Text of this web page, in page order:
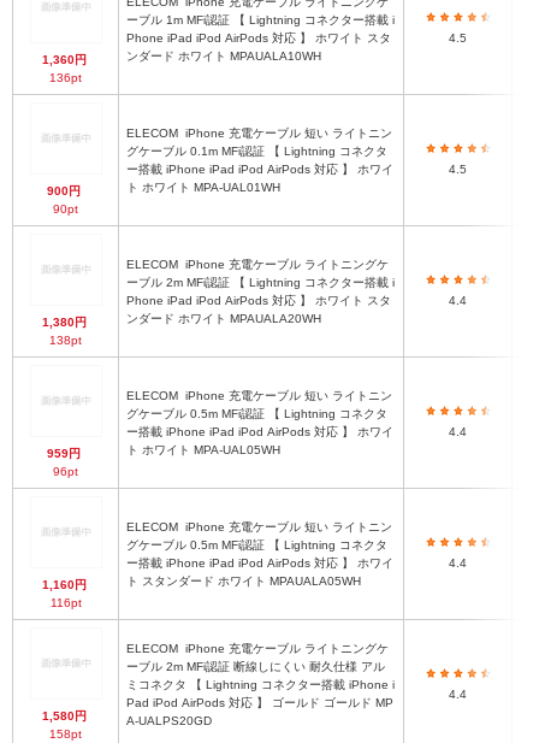
1,360円
136pt
ーブル 1m MFi認証 【 Lightning コネクター搭載 i
Phone iPad iPod AirPods 対応 】 ホワイト スタ
ンダード ホワイト MPAUALA10WH
4.5
900円
90pt
ELECOM
グケーブル 0.1m MFi認証 【 Lightning コネクタ
ー搭載 iPhone iPad iPod AirPods 対応 】 ホワイ
ト ホワイト MPA-UAL01WH
4.5
1,380円
138pt
ELECOM
ーブル 2m MFi認証 【 Lightning コネクター搭載 i
Phone iPad iPod AirPods 対応 】 ホワイト スタ
ンダード ホワイト MPAUALA20WH
4.4
959円
96pt
ELECOM
グケーブル 0.5m MFi認証 【 Lightning コネクタ
ー搭載 iPhone iPad iPod AirPods 対応 】 ホワイ
ト ホワイト MPA-UAL05WH
4.4
1,160円
116pt
ELECOM
グケーブル 0.5m MFi認証 【 Lightning コネクタ
ー搭載 iPhone iPad iPod AirPods 対応 】 ホワイ
ト スタンダード ホワイト MPAUALA05WH
4.4
1,580円
158pt
ELECOM
ーブル 2m MFi認証 断線しにくい 耐久仕様 アル
ミコネクタ 【 Lightning コネクター搭載 iPhone i
Pad iPod AirPods 対応 】 ゴールド ゴールド MP
A-UALPS20GD
4.4